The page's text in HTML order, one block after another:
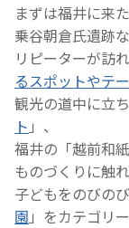
まずは福井に来
乗谷朝倉氏遺跡
リピーターが訪
るスポットやテ
観光の道中に立
ト 」、
福井の「越前和
ものづくりに触
子どもをのびの
園 」をカテゴリ